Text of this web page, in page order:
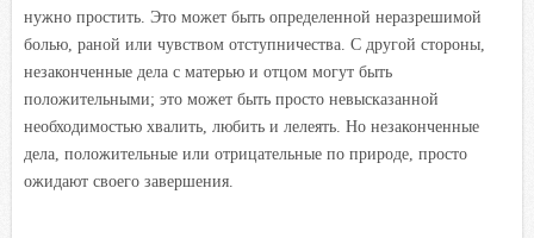
нужно простить. Это может быть определенной неразрешимой
болью, раной или чувством отступничества. С другой стороны,
незаконченные дела с матерью и отцом могут быть
положительными; это может быть просто невысказанной
необходимостью хвалить, любить и лелеять. Но незаконченные
дела, положительные или отрицательные по природе, просто
ожидают своего завершения.